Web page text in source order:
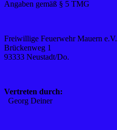
Angaben gemäß § 5 TMG
Freiwillige Feuerwehr Mauern e.V.
Brückenweg 1
93333 Neustadt/Do.
Vertreten durch:
Georg Deiner